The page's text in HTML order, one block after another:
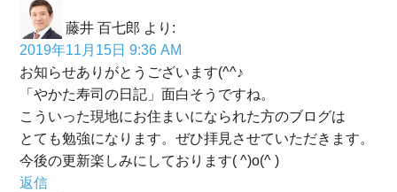
藤井 百七郎 より:
2019年11月15日 9:36 AM
お知らせありがとうございます(^^♪
「やかた寿司の日記」面白そうですね。
こういった現地にお住まいになられた方のブログは
とても勉強になります。ぜひ拝見させていただきます。
今後の更新楽しみにしております( ^)o(^ )
返信